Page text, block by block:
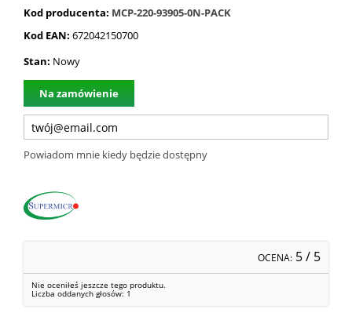
Kod producenta: MCP-220-93905-0N-PACK
Kod EAN: 672042150700
Stan: Nowy
Na zamówienie
Powiadom mnie kiedy będzie dostępny
OCENA: 5/ 5
Nie oceniłeś jeszcze tego produktu.
Liczba oddanych głosów: 1